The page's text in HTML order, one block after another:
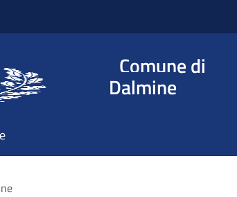
Comune di
Dalmine